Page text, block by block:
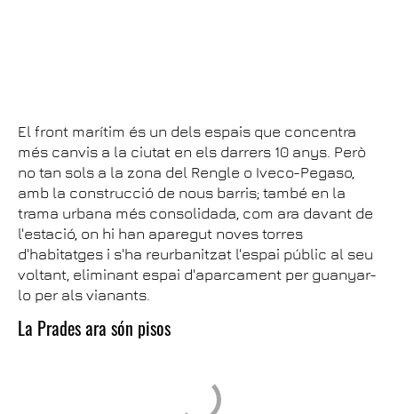
El front marítim és un dels espais que concentra
més canvis a la ciutat en els darrers 10 anys. Però
no tan sols a la zona del Rengle o Iveco-Pegaso,
amb la construcció de nous barris; també en la
trama urbana més consolidada, com ara davant de
l'estació, on hi han aparegut noves torres
d'habitatges i s'ha reurbanitzat l'espai públic al seu
voltant, eliminant espai d'aparcament per guanyar-
lo per als vianants.
La Prades ara són pisos